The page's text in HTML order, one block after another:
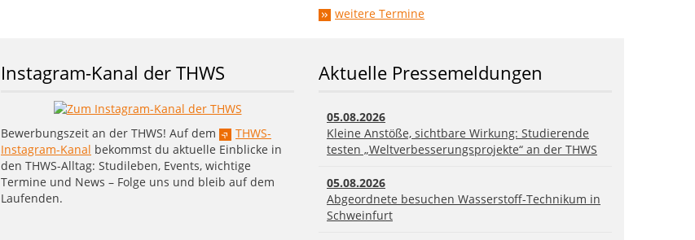
weitere Termine
Instagram-Kanal der THWS
Bewerbungszeit an der THWS! Auf dem
THWS-
Instagram-Kanal bekommst du aktuelle Einblicke in
den THWS-Alltag: Studileben, Events, wichtige
Termine und News – Folge uns und bleib auf dem
Laufenden.
Aktuelle Pressemeldungen
05.08.2026
Kleine Anstöße, sichtbare Wirkung: Studierende
testen „Weltverbesserungsprojekte“ an der THWS
05.08.2026
Abgeordnete besuchen Wasserstoff-Technikum in
Schweinfurt